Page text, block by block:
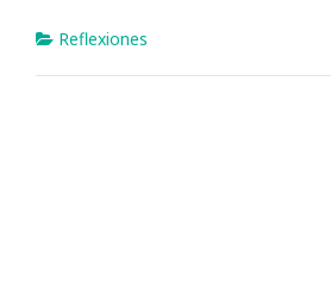
Reflexiones